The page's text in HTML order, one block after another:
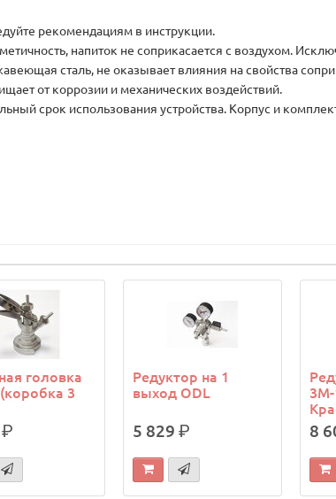
рекомендациям в инструкции.
напиток не соприкасается с воздухом.
сталь, не оказывает влияния на свойства
от коррозии и механических воздействий.
срок использования устройства. Корпус и
головка
3
р.
Редуктор на 1
выход ODL
5 829р.
3М-
8